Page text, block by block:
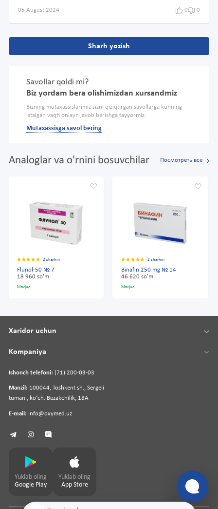
05 August 2024 0 0
Sharh yozish
Savollar qoldi mi?
Biz yordam bera olishimizdan xursandmiz
Bizning mutaxassislarimiz sizni qiziqtirgan savollarga kunning
istalgan vaqti onlayn javob berishga tayyormiz.
Mutaxassisga savol bering
Analoglar va o'rnini bosuvchilar Посмотреть все
2 sharhni
Flunol-50 № 7
18 960 so'm
Mavjud
2 sharhni
Binafin 250 mg № 14
46 620 so'm
Mavjud
Ishonch telefoni: (71) 200-03-03
Manzil: 100044, Toshkent sh., Sergeli
tumani, koʻch. Bezakchilik, 18A
E-mail: info@oxymed.uz
Xaridor uchun
Kompaniya
Yuklab oling
Google Play
Yuklab oling
App Store